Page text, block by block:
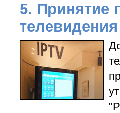
5. Принятие
телевидения